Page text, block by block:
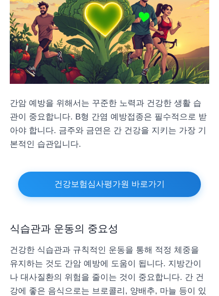
간암 예방을 위해서는 꾸준한 노력과 건강한 생활 습
관이 중요합니다. B형 간염 예방접종은 필수적으로 받
아야 합니다. 금주와 금연은 간 건강을 지키는 가장 기
본적인 습관입니다.
건강보험심사평가원 바로가기
식습관과 운동의 중요성
건강한 식습관과 규칙적인 운동을 통해 적정 체중을
유지하는 것도 간암 예방에 도움이 됩니다. 지방간이
나 대사질환의 위험을 줄이는 것이 중요합니다. 간 건
강에 좋은 음식으로는 브로콜리, 양배추, 마늘 등이 있